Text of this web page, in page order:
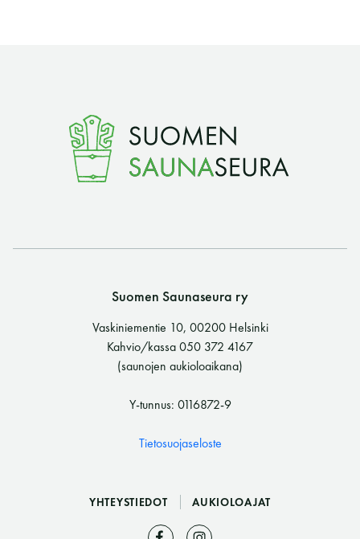
Suomen Saunaseura ry
Vaskiniementie 10, 00200 Helsinki
Kahvio/kassa 050 372 4167
(saunojen aukioloaikana)
Y-tunnus: 0116872-9
Tietosuojaseloste
YHTEYSTIEDOT AUKIOLOAJAT